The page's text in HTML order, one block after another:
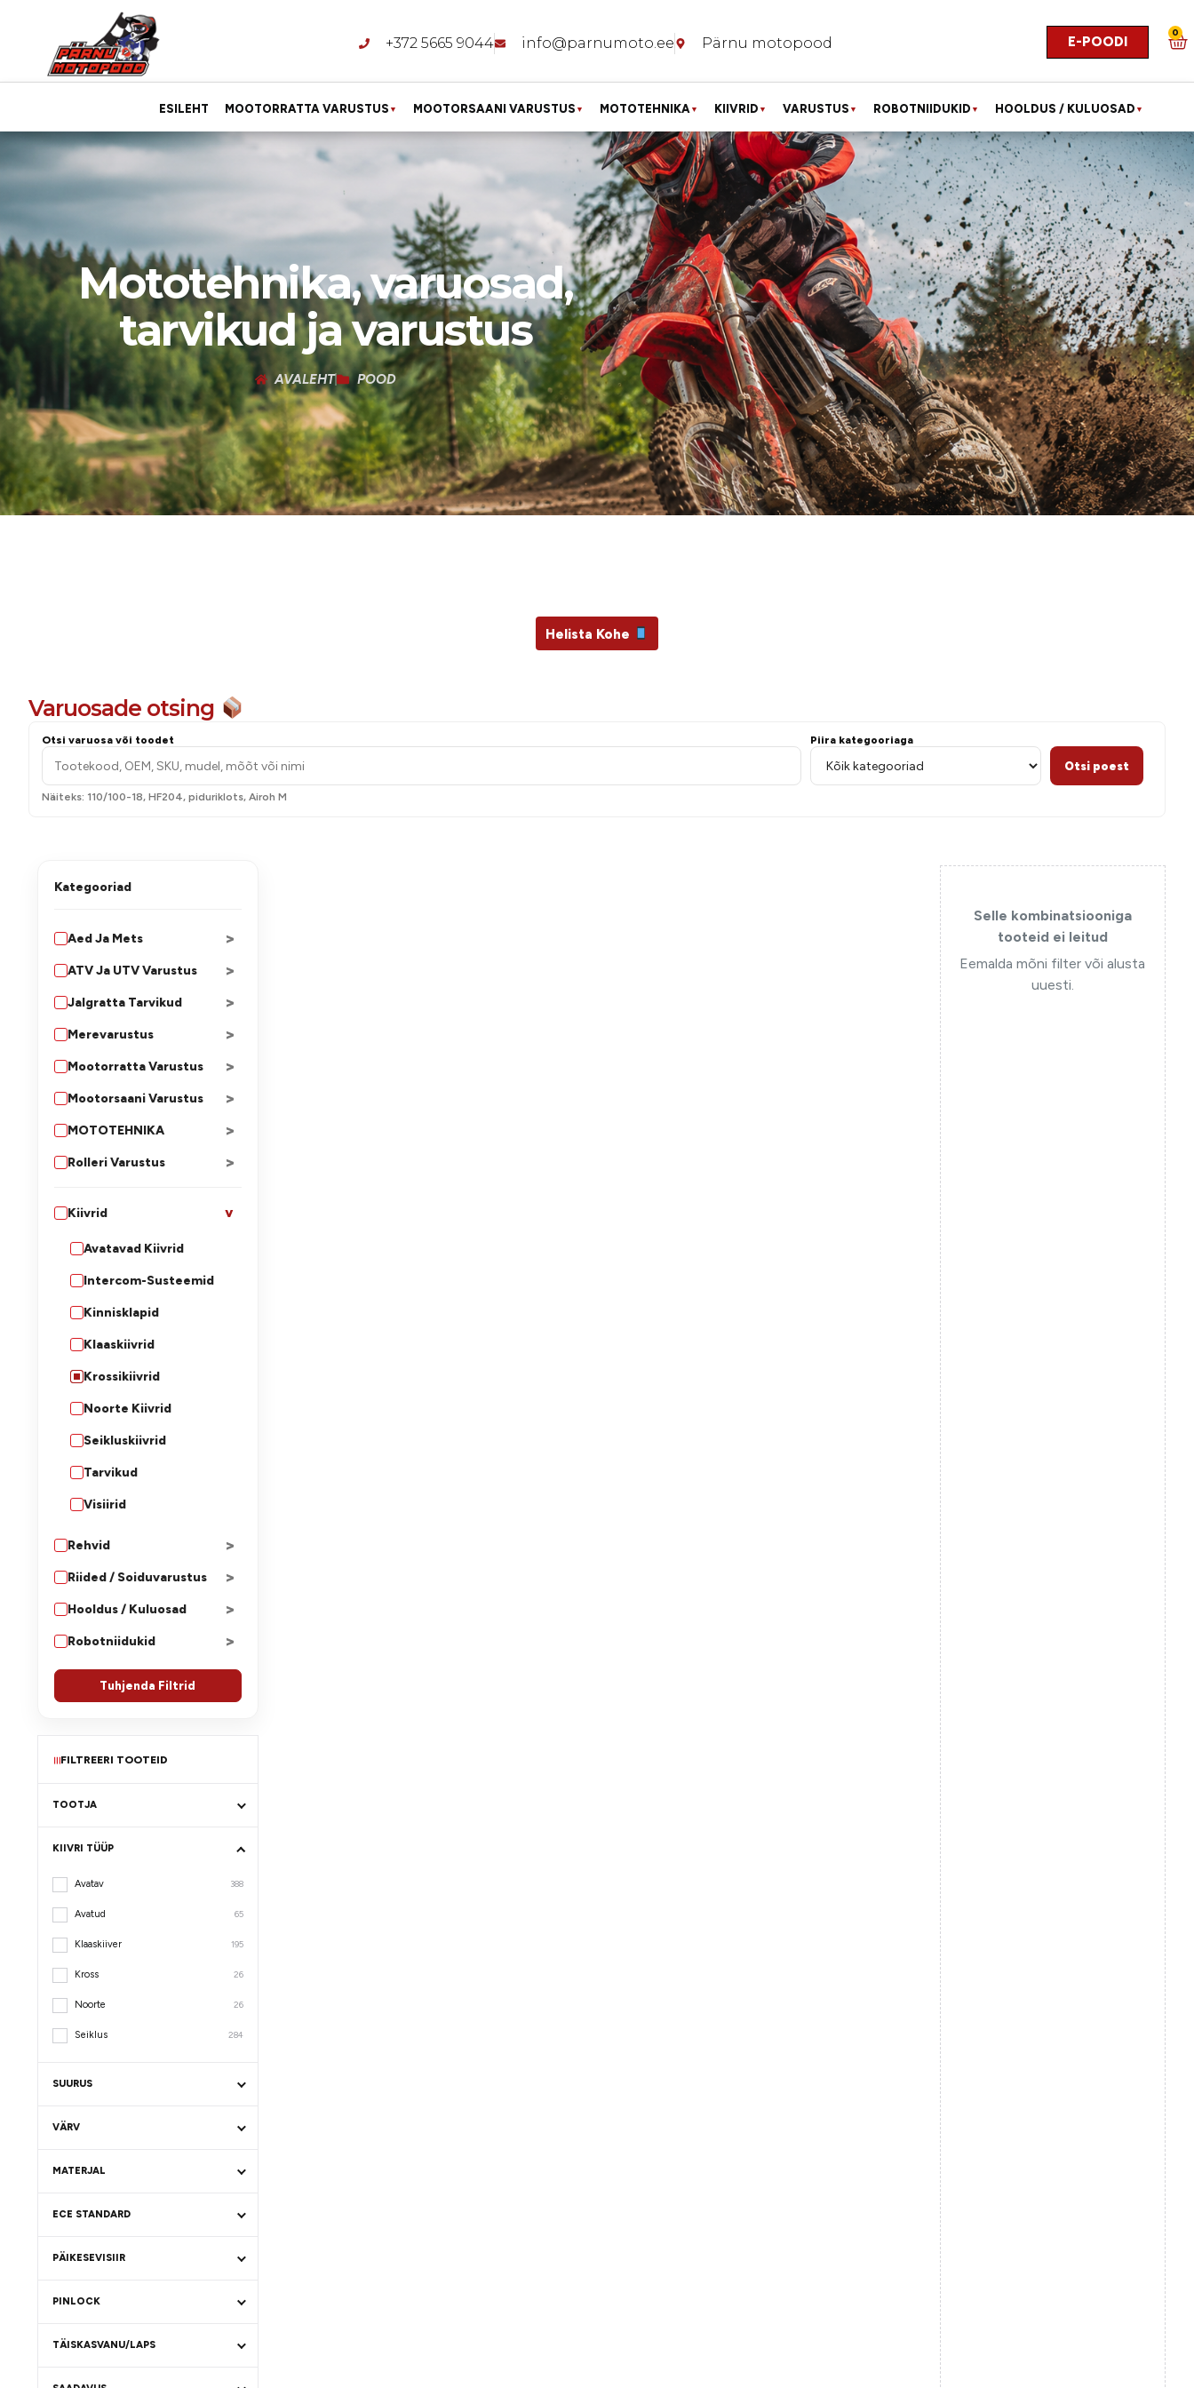
+372 5665 9044 info@parnumoto.ee Pärnu motopood E-POODI
0
ESILEHT MOOTORRATTA VARUSTUS ▼ MOOTORSAANI VARUSTUS ▼ MOTOTEHNIKA▼ KIIVRID ▼ VARUSTUS ▼ ROBOTNIIDUKID ▼ HOOLDUS / KULUOSAD ▼
Mototehnika, varuosad,
tarvikud ja varustus
AVALEHT POOD
Helista Kohe
Varuosade otsing
Otsi varuosa või toodet Piira kategooriaga
Otsi poest
Näiteks: 110/100-18, HF204, piduriklots, Airoh M
Kategooriad
Aed Ja Mets >
ATV Ja UTV Varustus >
Jalgratta Tarvikud >
Merevarustus >
Mootorratta Varustus >
Mootorsaani Varustus >
MOTOTEHNIKA >
Rolleri Varustus >
Kiivrid >
Avatavad Kiivrid
Intercom-Susteemid
Kinnisklapid
Klaaskiivrid
Krossikiivrid
Noorte Kiivrid
Seikluskiivrid
Tarvikud
Visiirid
Rehvid >
Riided / Soiduvarustus >
Hooldus / Kuluosad >
Robotniidukid >
Tuhjenda Filtrid
≡FILTREERI TOOTEID
TOOTJA
KIIVRI TÜÜP
Avatav 388
Avatud 65
Klaaskiiver 195
Kross 26
Noorte 26
Seiklus 284
SUURUS
VÄRV
MATERJAL
ECE STANDARD
PÄIKESEVISIIR
PINLOCK
TÄISKASVANU/LAPS
Selle kombinatsiooniga
tooteid ei leitud
Eemalda mõni filter või alusta
uuesti.